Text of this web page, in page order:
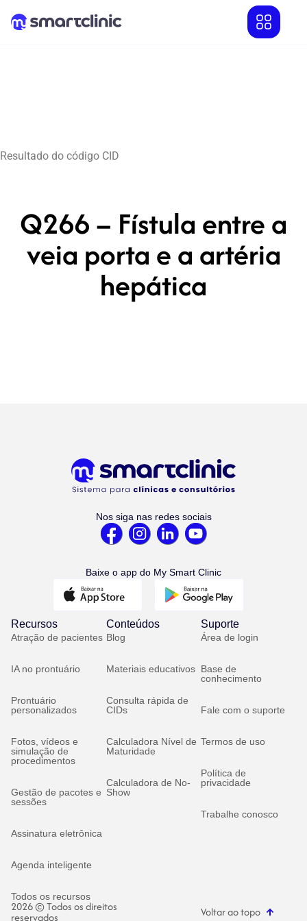
Resultado do código CID
Q266 – Fístula entre a
veia porta e a artéria
hepática
Nos siga nas redes sociais
Baixe o app do My Smart Clinic
Recursos
Atração de pacientes
IA no prontuário
Prontuário
personalizados
Fotos, vídeos e
simulação de
procedimentos
Gestão de pacotes e
sessões
Assinatura eletrônica
Agenda inteligente
Todos os recursos
Conteúdos
Blog
Materiais educativos
Consulta rápida de
CIDs
Calculadora Nível de
Maturidade
Calculadora de No-
Show
Suporte
Área de login
Base de
conhecimento
Fale com o suporte
Termos de uso
Política de
privacidade
Trabalhe conosco
2026 © Todos os direitos
reservados Voltar ao topo